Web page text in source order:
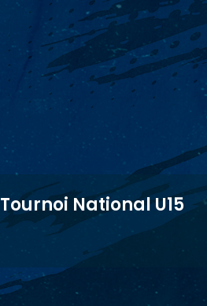
Tournoi National U15